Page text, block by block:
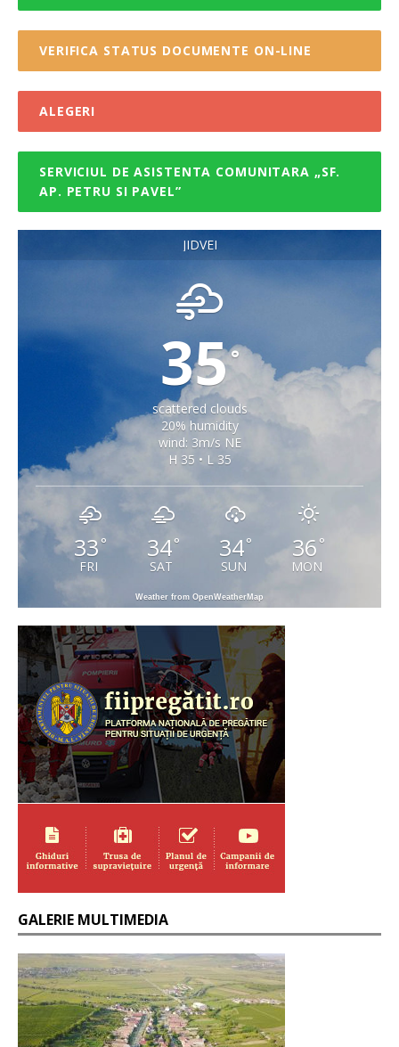
VERIFICA STATUS DOCUMENTE ON-LINE
ALEGERI
SERVICIUL DE ASISTENTA COMUNITARA „SF.
AP. PETRU SI PAVEL”
JIDVEI
35°
scattered clouds
20% humidity
wind: 3m/s NE
H 35 • L 35
33°
FRI
34°
SAT
34°
SUN
36 °
MON
Weather from OpenWeatherMap
GALERIE MULTIMEDIA